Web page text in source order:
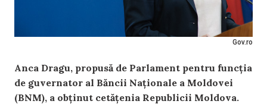
Gov.ro
Anca Dragu, propusă de Parlament pentru funcția
de guvernator al Băncii Naționale a Moldovei
(BNM), a obținut cetățenia Republicii Moldova.